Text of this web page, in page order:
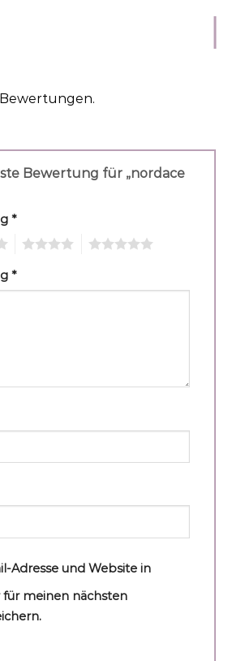
Bewertung für „nordace
*
*
Adresse und Website in
meinen nächsten